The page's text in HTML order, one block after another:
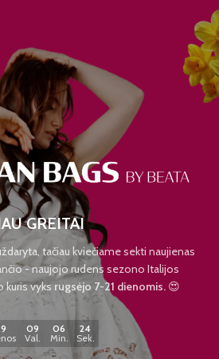
GREITAI
tačiau kviečiame sekti naujienas
- naujojo rudens sezono Italijos
kuris vyks rugsėjo 7-21 dienomis.😍
09
Val.
06
Min.
24
Sek.